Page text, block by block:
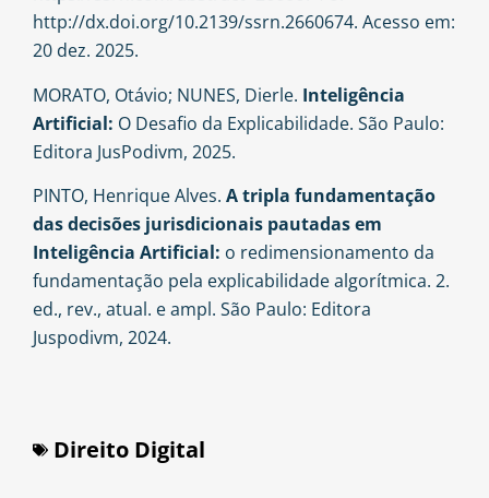
http://dx.doi.org/10.2139/ssrn.2660674. Acesso em:
20 dez. 2025.
MORATO, Otávio; NUNES, Dierle. Inteligência
Artificial: O Desafio da Explicabilidade. São Paulo:
Editora JusPodivm, 2025.
PINTO, Henrique Alves. A tripla fundamentação
das decisões jurisdicionais pautadas em
Inteligência Artificial: o redimensionamento da
fundamentação pela explicabilidade algorítmica. 2.
ed., rev., atual. e ampl. São Paulo: Editora
Juspodivm, 2024.
Direito Digital